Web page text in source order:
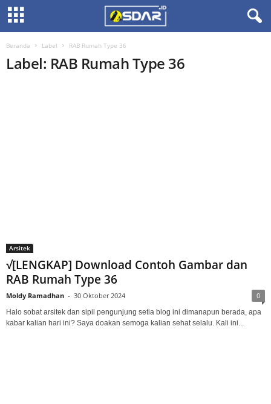
Beranda Label RAB Rumah Type 36
Label: RAB Rumah Type 36
Arsitek
√[LENGKAP] Download Contoh Gambar dan
RAB Rumah Type 36
Moldy Ramadhan - 30 Oktober 2024 0
Halo sobat arsitek dan sipil pengunjung setia blog ini dimanapun berada, apa
kabar kalian hari ini? Saya doakan semoga kalian sehat selalu. Kali ini...